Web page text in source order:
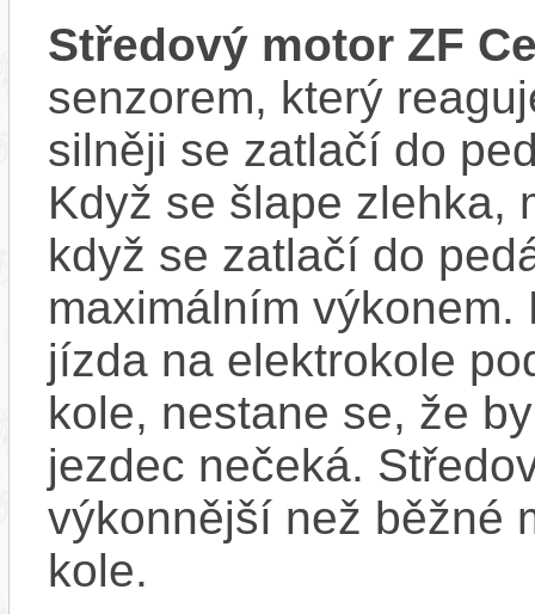
Středový motor ZF
senzorem, který
silněji se zatlačí do
Když se šlape zlehka,
když se zatlačí do
maximálním
jízda na elektrokole
kole, nestane se, že
jezdec nečeká.
výkonnější než běžné
kole.